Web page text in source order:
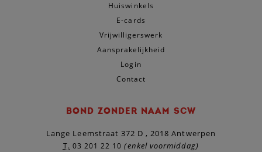
Huiswinkels
E-cards
Vrijwilligerswerk
Aansprakelijkheid
Login
Contact
BOND ZONDER NAAM SCW
Lange Leemstraat 372 D , 2018 Antwerpen
T. 03 201 22 10 (enkel voormiddag)